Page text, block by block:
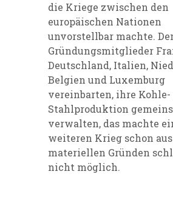
die Kriege zwischen den
europäischen Nationen
unvorstellbar machte.
Gründungsmitglieder
Deutschland, Italien,
Belgien und Luxemburg
vereinbarten, ihre Kohle-
Stahlproduktion
verwalten, das machte
weiteren Krieg schon aus
materiellen Gründen
nicht möglich.